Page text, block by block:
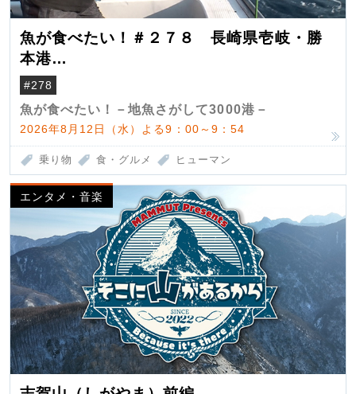
魚が食べたい！＃２７８ 長崎県壱岐・勝
本港
（クロマグロ）
#278
魚が食べたい！－地魚さがして3000港－
2026年8月12日（水）よる9：00～9：54
乗り物 食・グルメ ヒューマン
エンタメ・音楽